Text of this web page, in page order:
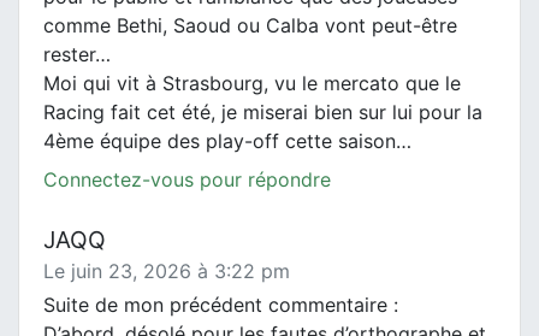
comme Bethi, Saoud ou Calba vont peut-être
rester…
Moi qui vit à Strasbourg, vu le mercato que le
Racing fait cet été, je miserai bien sur lui pour la
4ème équipe des play-off cette saison…
Connectez-vous pour répondre
JAQQ
Le juin 23, 2026 à 3:22 pm
Suite de mon précédent commentaire :